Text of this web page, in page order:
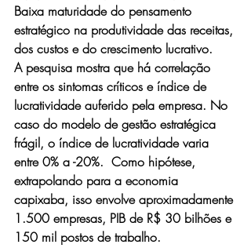
Baixa maturidade do pensamento
estratégico na produtividade das receitas,
dos custos e do crescimento lucrativo.
A pesquisa mostra que há correlação
entre os sintomas críticos e índice de
lucratividade auferido pela empresa. No
caso do modelo de gestão estratégica
frágil, o índice de lucratividade varia
entre 0% a -20%.  Como hipótese,
extrapolando para a economia
capixaba, isso envolve aproximadamente
1.500 empresas, PIB de R$ 30 bilhões e
150 mil postos de trabalho.